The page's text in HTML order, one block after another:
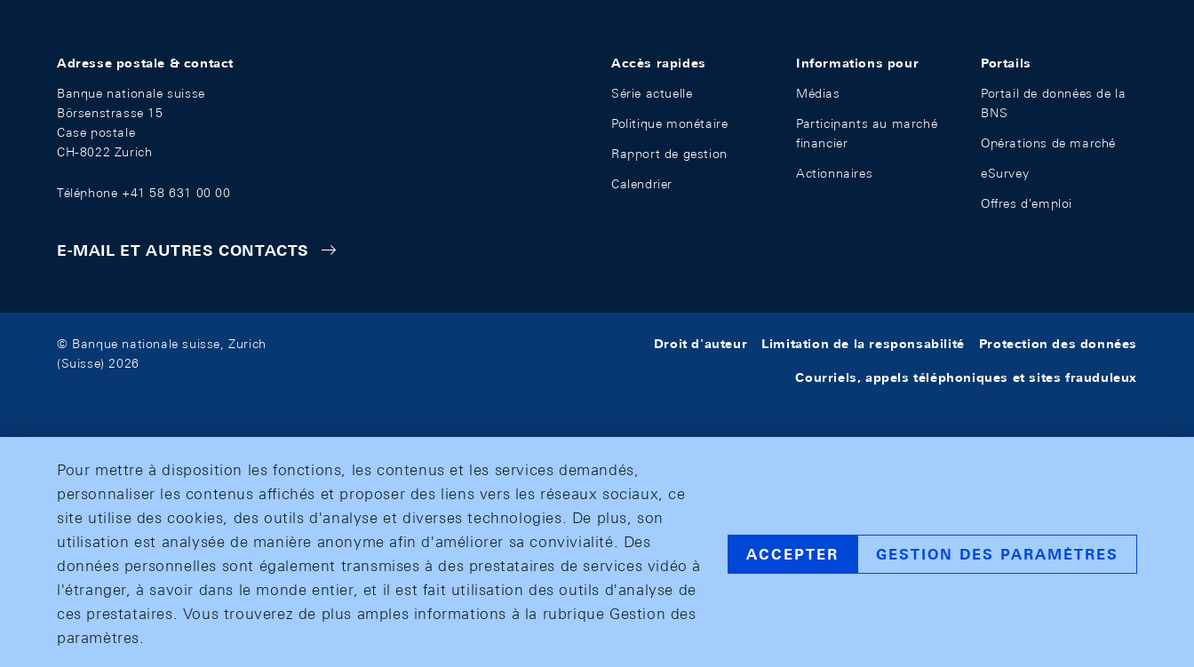
Adresse postale & contact
Banque nationale suisse
Börsenstrasse 15
Case postale
CH-8022 Zurich
Téléphone +41 58 631 00 00
E-MAIL ET AUTRES CONTACTS
Accès rapides
Série actuelle
Politique monétaire
Rapport de gestion
Calendrier
Informations pour
Médias
Participants au marché
financier
Actionnaires
Portails
Portail de données de la
BNS
Opérations de marché
eSurvey
Offres d'emploi
© Banque nationale suisse, Zurich
(Suisse) 2026
Droit d'auteur Limitation de la responsabilité Protection des données
Courriels, appels téléphoniques et sites frauduleux
Pour mettre à disposition les fonctions, les contenus et les services demandés,
personnaliser les contenus affichés et proposer des liens vers les réseaux sociaux, ce
site utilise des cookies, des outils d'analyse et diverses technologies. De plus, son
utilisation est analysée de manière anonyme afin d'améliorer sa convivialité. Des
données personnelles sont également transmises à des prestataires de services vidéo à
l'étranger, à savoir dans le monde entier, et il est fait utilisation des outils d'analyse de
ces prestataires. Vous trouverez de plus amples informations à la rubrique Gestion des
paramètres.
ACCEPTER GESTION DES PARAMÈTRES